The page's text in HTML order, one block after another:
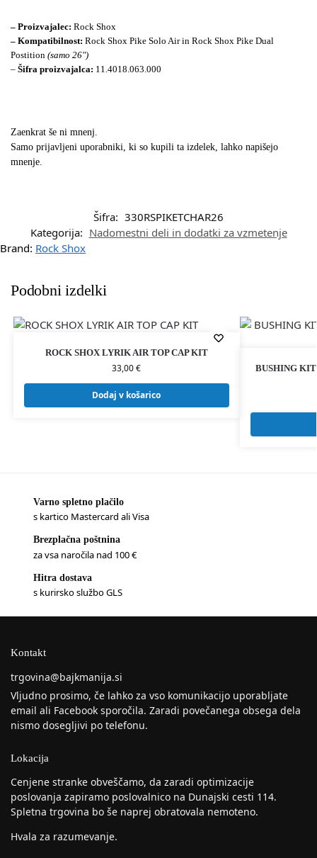
– Proizvajalec: Rock Shox
– Kompatibilnost: Rock Shox Pike Solo Air in Rock Shox Pike Dual
Postition (samo 26″)
– Šifra proizvajalca: 11.4018.063.000
Zaenkrat še ni mnenj.
Samo prijavljeni uporabniki, ki so kupili ta izdelek, lahko napišejo
mnenje.
Šifra: 330RSPIKETCHAR26
Kategorija: Nadomestni deli in dodatki za vzmetenje
Brand: Rock Shox
Podobni izdelki
ROCK SHOX LYRIK AIR TOP CAP KIT
33,00€
Dodaj v košarico
BUSHING
Varno spletno plačilo
s kartico Mastercard ali Visa
Brezplačna poštnina
za vsa naročila nad 100 €
Hitra dostava
s kurirsko službo GLS
Kontakt
trgovina@bajkmanija.si
Vljudno prosimo, če lahko za vso komunikacijo uporabljate
email ali Facebook sporočila. Zaradi povečanega obsega dela
nismo dosegljivi po telefonu.
Lokacija
Cenjene stranke obveščamo, da zaradi optimizacije
poslovanja zapiramo poslovalnico na Dunajski cesti 114.
Spletna trgovina bo še naprej obratovala nemoteno.
Hvala za razumevanje.